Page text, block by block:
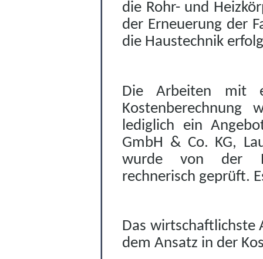
die Rohr- und
der Erneuerung der
die Haustechnik
Die Arbeiten mit
Kostenberechnung
lediglich ein
GmbH & Co. KG,
wurde von der
rechnerisch geprüft.
Das wirtschaftlichste
dem Ansatz in der